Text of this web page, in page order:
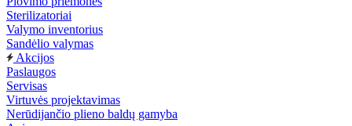
Sterilizatoriai
Valymo inventorius
Sandėlio valymas
Akcijos
Paslaugos
Servisas
Virtuvės projektavimas
Nerūdijančio plieno baldų gamyba